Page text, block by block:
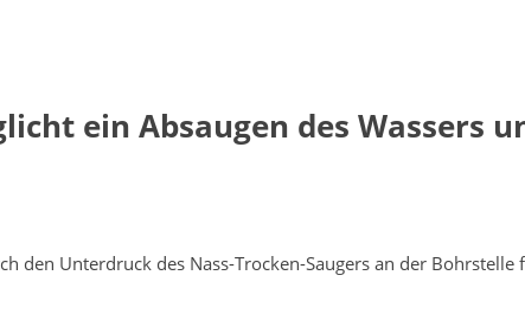
ein Absaugen des Wassers
den Unterdruck des Nass-Trocken-Saugers an der Bohrstelle